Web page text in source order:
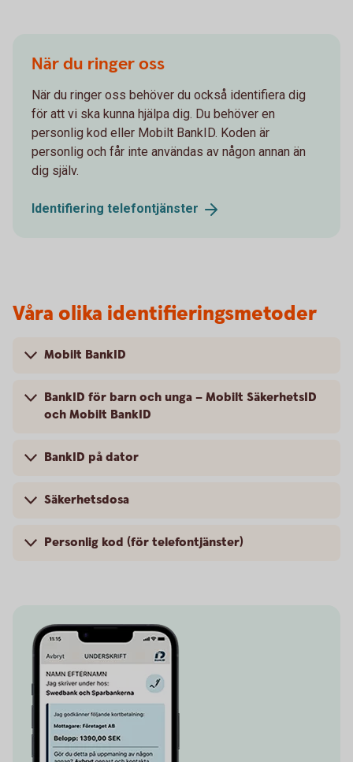
När du ringer oss
När du ringer oss behöver du också identifiera dig
för att vi ska kunna hjälpa dig. Du behöver en
personlig kod eller Mobilt BankID. Koden är
personlig och får inte användas av någon annan än
dig själv.
Identifiering telefontjänster
Våra olika identifieringsmetoder
Mobilt BankID
BankID för barn och unga – Mobilt SäkerhetsID
och Mobilt BankID
BankID på dator
Säkerhetsdosa
Personlig kod (för telefontjänster)